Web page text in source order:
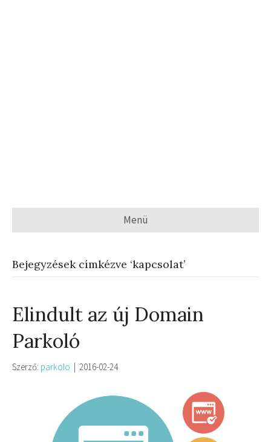
Menü
Bejegyzések címkézve ‘kapcsolat’
Elindult az új Domain
Parkoló
Szerző: parkolo | 2016-02-24